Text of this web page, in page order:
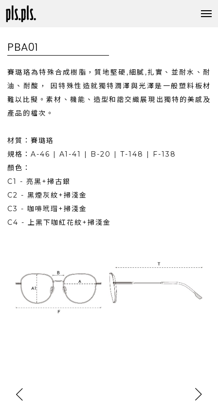
PBA01
賽璐珞為特殊合成樹脂，質地堅硬,細膩,扎實、並耐水、耐
油、耐酸， 因特殊性造就獨特潤澤與光澤是一般塑料板材
難以比擬。素材、機能、造型和諧交織展現出獨特的美感及
產品的檔次。
材質：賽璐珞
規格：A-46 | A1-41 | B-20 | T-148 | F-138
顏色：
C1 - 亮黑+掃古銀
C2 - 黑煙灰紋+掃淺金
C3 - 咖啡玳瑁+掃淺金
C4 - 上黑下咖紅花紋+掃淺金